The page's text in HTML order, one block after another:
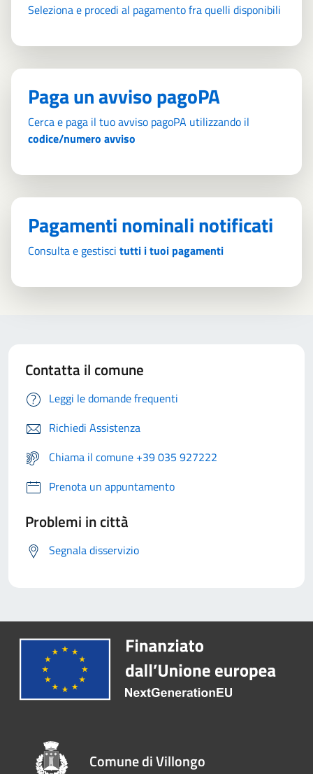
Seleziona e procedi al pagamento fra quelli disponibili
Paga un avviso pagoPA
Cerca e paga il tuo avviso pagoPA utilizzando il
codice/numero avviso
Pagamenti nominali notificati
Consulta e gestisci tutti i tuoi pagamenti
Contatta il comune
Leggi le domande frequenti
Richiedi Assistenza
Chiama il comune +39 035 927222
Prenota un appuntamento
Problemi in città
Segnala disservizio
Comune di Villongo